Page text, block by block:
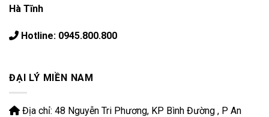
Hà Tĩnh
Hotline: 0945.800.800
ĐẠI LÝ MIỀN NAM
Địa chỉ: 48 Nguyễn Tri Phương, KP Bình Đường , P An